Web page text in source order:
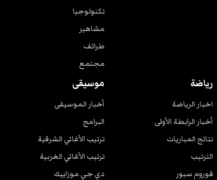
تكنولوجيا
مشاهير
طرائف
مجتمع
رياضة
اخبار الرياضة
أخبار الرابطة الأولى
نتائج المباريات
الترتيب
فوروم سبور
موسيقى
أخبار الموسيقى
البرامج
ترتيب الأغاني الشرقية
ترتيب الأغاني الغربية
دي جي موزاييك